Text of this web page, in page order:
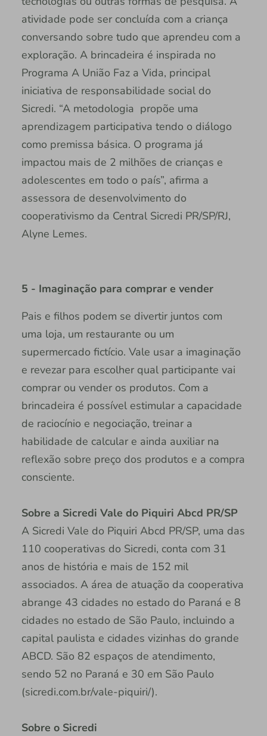
atividade pode ser concluída com a criança
conversando sobre tudo que aprendeu com a
exploração. A brincadeira é inspirada no
Programa A União Faz a Vida, principal
iniciativa de responsabilidade social do
Sicredi. “A metodologia propõe uma
aprendizagem participativa tendo o diálogo
como premissa básica. O programa já
impactou mais de 2 milhões de crianças e
adolescentes em todo o país”, afirma a
assessora de desenvolvimento do
cooperativismo da Central Sicredi PR/SP/RJ,
Alyne Lemes.
5 - Imaginação para comprar e vender
Pais e filhos podem se divertir juntos com
uma loja, um restaurante ou um
supermercado fictício. Vale usar a imaginação
e revezar para escolher qual participante vai
comprar ou vender os produtos. Com a
brincadeira é possível estimular a capacidade
de raciocínio e negociação, treinar a
habilidade de calcular e ainda auxiliar na
reflexão sobre preço dos produtos e a compra
consciente.
Sobre a Sicredi Vale do Piquiri Abcd PR/SP
A Sicredi Vale do Piquiri Abcd PR/SP, uma das
110 cooperativas do Sicredi, conta com 31
anos de história e mais de 152 mil
associados. A área de atuação da cooperativa
abrange 43 cidades no estado do Paraná e 8
cidades no estado de São Paulo, incluindo a
capital paulista e cidades vizinhas do grande
ABCD. São 82 espaços de atendimento,
sendo 52 no Paraná e 30 em São Paulo
(sicredi.com.br/vale-piquiri/).
Sobre o Sicredi